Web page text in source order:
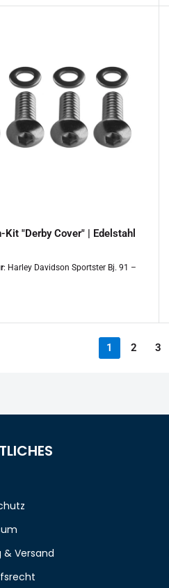
Kit "Derby Cover" | Edelstahl
: Harley Davidson Sportster Bj. 91 –
1 2 3
& Versand